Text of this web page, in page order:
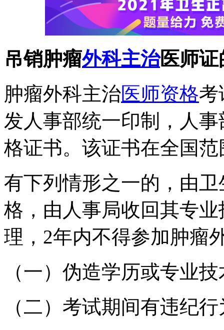
吊销肿瘤外科主治医师证
肿瘤外科主治医师资格考
发人事部统一印制，人事
格证书。该证书在全国
有下列情形之一的，由
格，由人事局收回其专
理，2年内不得参加肿瘤
（一）伪造学历或专业
（二）考试期间有违纪